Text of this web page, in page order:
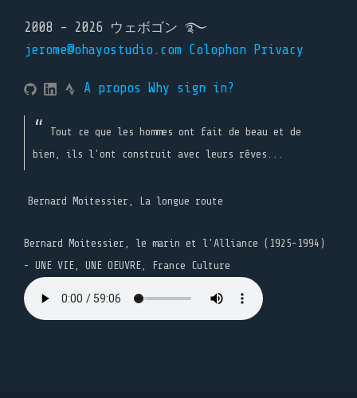
2008 - 2026 ウェボゴン ࿐
jerome@ohayostudio.com Colophon Privacy
A propos Why sign in?
Tout ce que les hommes ont fait de beau et de
bien, ils l'ont construit avec leurs rêves...
Bernard Moitessier, La longue route
Bernard Moitessier, le marin et l’Alliance (1925-1994)
- UNE VIE, UNE OEUVRE, France Culture